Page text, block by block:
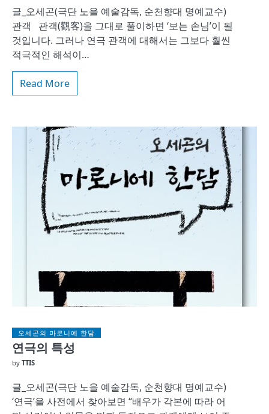
글_오세곤(극단 노을 예술감독, 순천향대 명예교수)
관객 관객(觀客)을 그대로 풀이하면 ‘보는 손님’이 될
것입니다. 그러나 연극 관객에 대해서는 그보다 훨씬
적극적인 해석이…
Read More
오세곤의 마로니에 한담
연극의 특성
by TTIS
글_오세곤(극단 노을 예술감독, 순천향대 명예교수)
‘연극’을 사전에서 찾아보면 “배우가 각본에 따라 어